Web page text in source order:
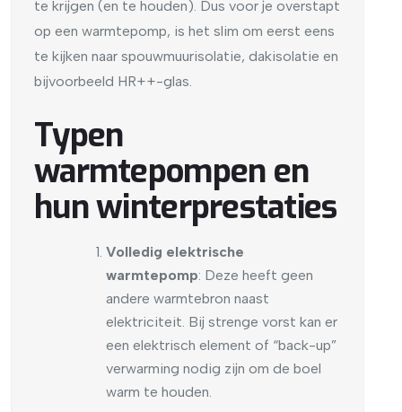
te krijgen (en te houden). Dus voor je overstapt
op een warmtepomp, is het slim om eerst eens
te kijken naar spouwmuurisolatie, dakisolatie en
bijvoorbeeld HR++-glas.
Typen
warmtepompen en
hun winterprestaties
Volledig elektrische
warmtepomp: Deze heeft geen
andere warmtebron naast
elektriciteit. Bij strenge vorst kan er
een elektrisch element of “back-up”
verwarming nodig zijn om de boel
warm te houden.